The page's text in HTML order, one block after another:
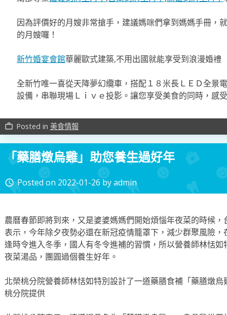
因為評價好的月嫂非常搶手，建議媽咪們拿到媽媽手冊，
的月嫂囉！
新竹婚宴會館華麗歐式建築,不用出國就能享受到浪漫婚禮
全新竹唯一喜從天降夢幻纜車，搭配１８米長ＬＥＤ全景
設備，串聯現場Ｌｉｖｅ投影。讓您享受美食的同時，感
work_outline Posted in 美食情報
「藥膳燉烏雞」助您養生過好年
access_time Posted on 2022-01-26 byadmin
農曆春節即將到來，又是婆婆媽媽們開始煩惱年夜菜的時候
表示，今年除夕夜勢必還在新冠疫情籠罩下，減少群聚風險
逢時令進入冬季，國人有冬令進補的習慣，所以營養師林恬
夜菜湯品，團圓過個養生好年。
北榮桃分院營養師林恬如特別設計了一道藥膳食補「藥膳燉
桃分院提供